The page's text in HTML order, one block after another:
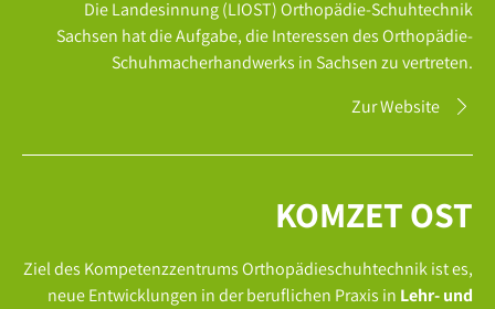
Die Landesinnung (LIOST) Orthopädie-Schuhtechnik
Sachsen hat die Aufgabe, die Interessen des Orthopädie-
Schuhmacherhandwerks in Sachsen zu vertreten.
Zur Website
KOMZET OST
Ziel des Kompetenzzentrums Orthopädieschuhtechnik ist es,
neue Entwicklungen in der beruflichen Praxis in Lehr- und